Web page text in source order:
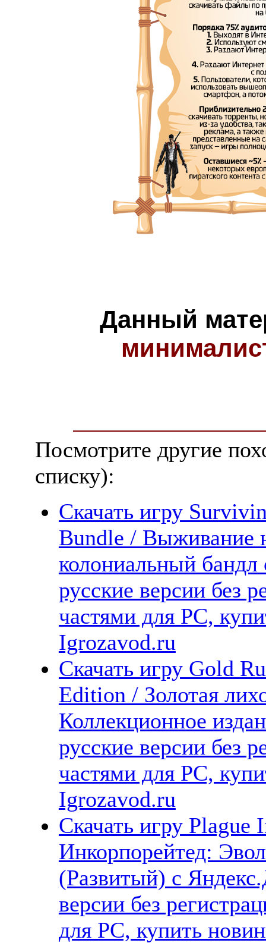
Данный
Посмотрите другие
списку):
Скачать игру
Bundle / Выживание
колониальный
русские версии без
частями для PC,
Igrozavod.ru
Скачать игру Gold
Edition / Золотая
Коллекционное
русские версии без
частями для PC,
Igrozavod.ru
Скачать игру
Инкорпорейтед:
(Развитый) с
версии без
для PC, купить